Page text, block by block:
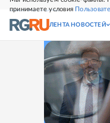
принимаете условия
СВЕЖИЙ НОМЕР
ЛЕНТА НОВОСТЕЙ